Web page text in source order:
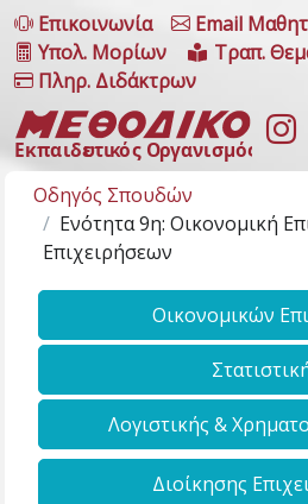
Επικοινωνία
Email
Υπολ. Μορίων
Τραπ.
Πληρ. Διδάκτρων
Οδηγός Σπουδών
Ενότητα 9η: Οικονομική
Επιχειρήσεων
Οικονομικών
Λογιστικής &
Διοίκησης